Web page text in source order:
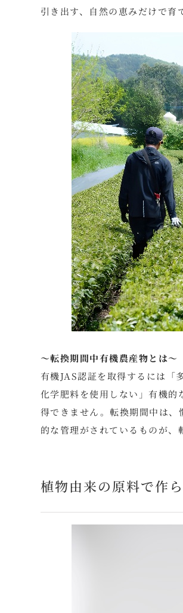
引き出す、自然の恵みだけで育
～転換期間中有機農産物とは～
有機JAS認証を取得するには「
化学肥料を使用しない」有機的
得できません。転換期間中は
的な管理がされているものが、
植物由来の原料で作